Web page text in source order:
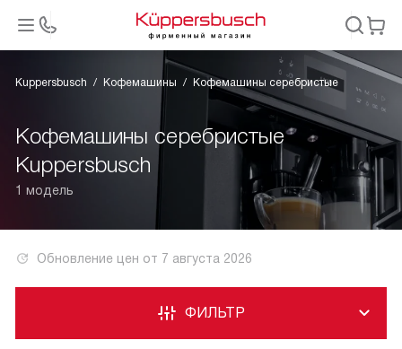
Kuppersbusch Кофемашины Кофемашины серебристые
Кофемашины серебристые
Kuppersbusch
1 модель
Обновление цен от 7 августа 2026
ФИЛЬТР